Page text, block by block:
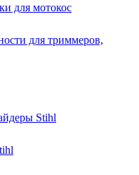
для мотокос
для триммеров,
Stihl